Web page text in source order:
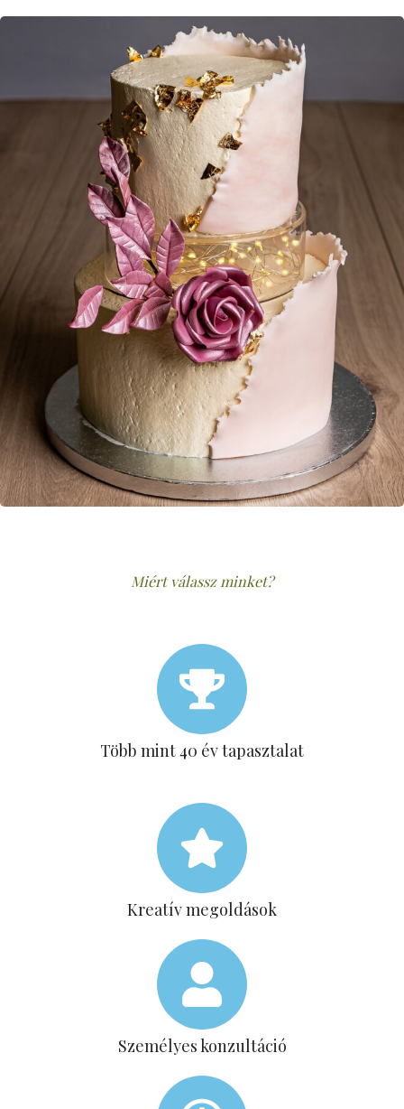
Miért válassz minket?
Több mint 40 év tapasztalat
Kreatív megoldások
Személyes konzultáció